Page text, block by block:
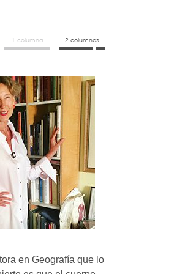
1 columna 2 columnas
en Geografía que lo